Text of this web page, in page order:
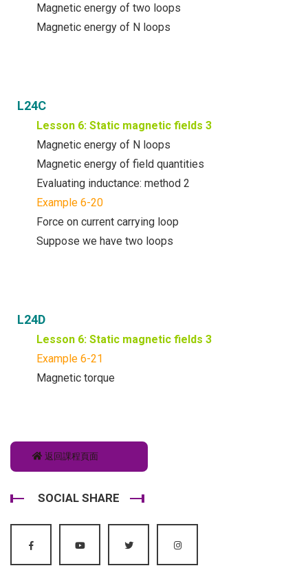
Magnetic energy of two loops
Magnetic energy of N loops
L24C
Lesson 6: Static magnetic fields 3
Magnetic energy of N loops
Magnetic energy of field quantities
Evaluating inductance: method 2
Example 6-20
Force on current carrying loop
Suppose we have two loops
L24D
Lesson 6: Static magnetic fields 3
Example 6-21
Magnetic torque
返回課程頁面
SOCIAL SHARE